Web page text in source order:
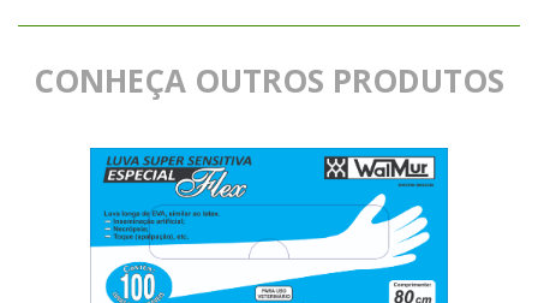
CONHEÇA OUTROS PRODUTOS